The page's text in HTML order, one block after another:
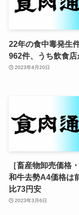
22年の食中毒発生
962件、うち飲食
2023年4月20日
［畜産物卸売価格・
和牛去勢A4価格は
比73円安
2023年3月6日